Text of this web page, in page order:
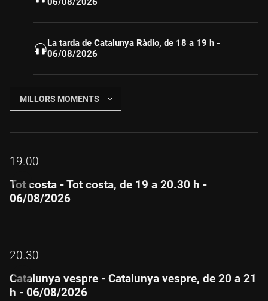
La tarda de Catalunya Ràdio, de 18 a 19 h -
06/08/2026
MILLORS MOMENTS
19.00
Tot costa - Tot costa, de 19 a 20.30 h -
06/08/2026
20.30
Catalunya vespre - Catalunya vespre, de 20 a 21
h - 06/08/2026